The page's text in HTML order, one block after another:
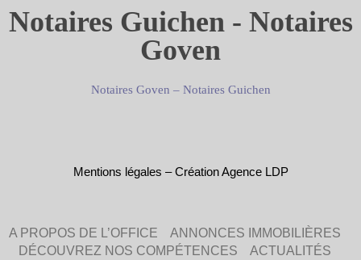
Notaires Guichen - Notaires
Goven
A PROPOS DE L’OFFICE
ANNONCES IMMOBILIÈRES
DÉCOUVREZ NOS COMPÉTENCES
ACTUALITÉS
Notaires Goven – Notaires Guichen
Mentions légales –Création Agence LDP